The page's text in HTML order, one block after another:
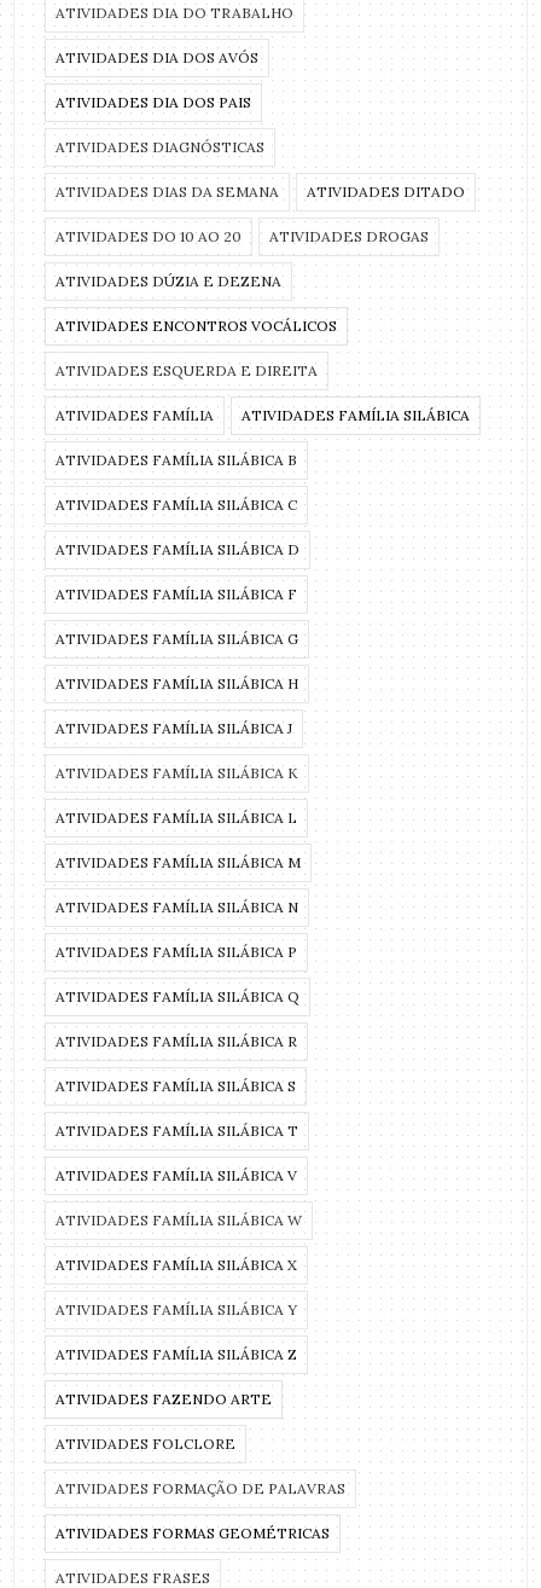
ATIVIDADES DIA DO TRABALHO
ATIVIDADES DIA DOS AVÓS
ATIVIDADES DIA DOS PAIS
ATIVIDADES DIAGNÓSTICAS
ATIVIDADES DIAS DA SEMANA ATIVIDADES DITADO
ATIVIDADES DO 10 AO 20 ATIVIDADES DROGAS
ATIVIDADES DÚZIA E DEZENA
ATIVIDADES ENCONTROS VOCÁLICOS
ATIVIDADES ESQUERDA E DIREITA
ATIVIDADES FAMÍLIA ATIVIDADES FAMÍLIA SILÁBICA
ATIVIDADES FAMÍLIA SILÁBICA B
ATIVIDADES FAMÍLIA SILÁBICA C
ATIVIDADES FAMÍLIA SILÁBICA D
ATIVIDADES FAMÍLIA SILÁBICA F
ATIVIDADES FAMÍLIA SILÁBICA G
ATIVIDADES FAMÍLIA SILÁBICA H
ATIVIDADES FAMÍLIA SILÁBICA J
ATIVIDADES FAMÍLIA SILÁBICA K
ATIVIDADES FAMÍLIA SILÁBICA L
ATIVIDADES FAMÍLIA SILÁBICA M
ATIVIDADES FAMÍLIA SILÁBICA N
ATIVIDADES FAMÍLIA SILÁBICA P
ATIVIDADES FAMÍLIA SILÁBICA Q
ATIVIDADES FAMÍLIA SILÁBICA R
ATIVIDADES FAMÍLIA SILÁBICA S
ATIVIDADES FAMÍLIA SILÁBICA T
ATIVIDADES FAMÍLIA SILÁBICA V
ATIVIDADES FAMÍLIA SILÁBICA W
ATIVIDADES FAMÍLIA SILÁBICA X
ATIVIDADES FAMÍLIA SILÁBICA Y
ATIVIDADES FAMÍLIA SILÁBICA Z
ATIVIDADES FAZENDO ARTE
ATIVIDADES FOLCLORE
ATIVIDADES FORMAÇÃO DE PALAVRAS
ATIVIDADES FORMAS GEOMÉTRICAS
ATIVIDADES FRASES